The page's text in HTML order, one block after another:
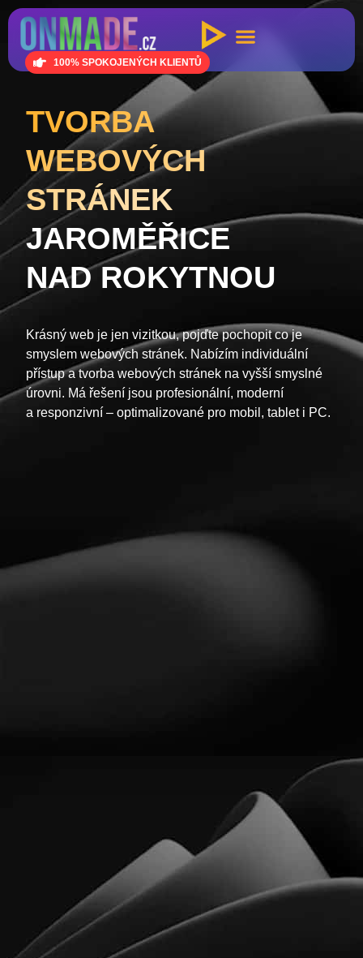
100% SPOKOJENÝCH KLIENTŮ
TVORBA
WEBOVÝCH
STRÁNEK
JAROMĚŘICE
NAD ROKYTNOU
Krásný web je jen vizitkou, pojďte pochopit co je
smyslem webových stránek. Nabízím individuální
přístup a tvorba webových stránek na vyšší smyslné
úrovni. Má řešení jsou profesionální, moderní
a responzivní – optimalizované pro mobil, tablet i PC.